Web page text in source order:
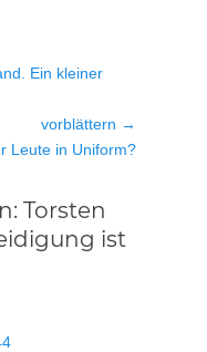
Ein kleiner
vorblättern →
Leute in Uniform?
Torsten
ist